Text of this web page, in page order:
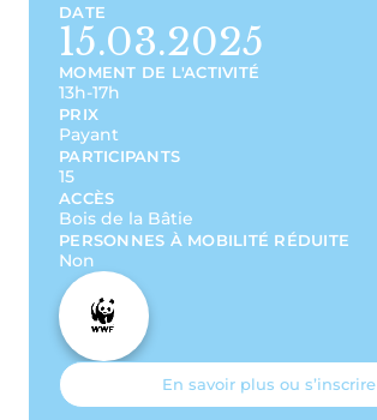
DATE
15.03.2025
MOMENT DE L'ACTIVITÉ
13h-17h
PRIX
Payant
PARTICIPANTS
15
ACCÈS
Bois de la Bâtie
PERSONNES À MOBILITÉ RÉDUITE
Non
En savoir plus ou s’inscrire